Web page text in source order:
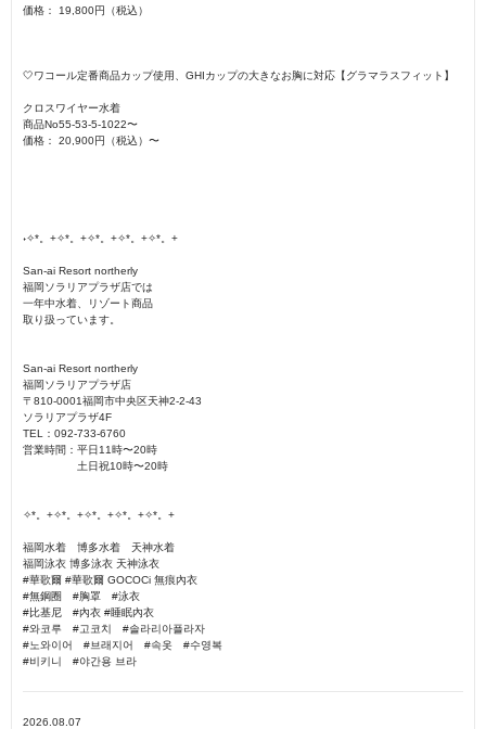
価格： 19,800円（税込）
🤍ワコール定番商品カップ使用、GHIカップの大きなお胸に対応【グラマラスフィット】
クロスワイヤー水着
商品No55-53-5-1022〜
価格： 20,900円（税込）〜
˖✧*。+✧*。+✧*。+✧*。+✧*。+
San-ai Resort northerly
福岡ソラリアプラザ店では
一年中水着、リゾート商品
取り扱っています。
San-ai Resort northerly
福岡ソラリアプラザ店
〒810-0001福岡市中央区天神2-2-43
ソラリアプラザ4F
TEL：092-733-6760
営業時間：平日11時〜20時
土日祝10時〜20時
✧*。+✧*。+✧*。+✧*。+✧*。+
福岡水着 博多水着 天神水着
福岡泳衣 博多泳衣 天神泳衣
#華歌爾 #華歌爾 GOCOCi 無痕內衣
#無鋼圈 #胸罩 #泳衣
#比基尼 #內衣 #睡眠內衣
#와코루 #고코치 #솔라리아플라자
#노와이어 #브래지어 #속옷 #수영복
#비키니 #야간용 브라
2026.08.07